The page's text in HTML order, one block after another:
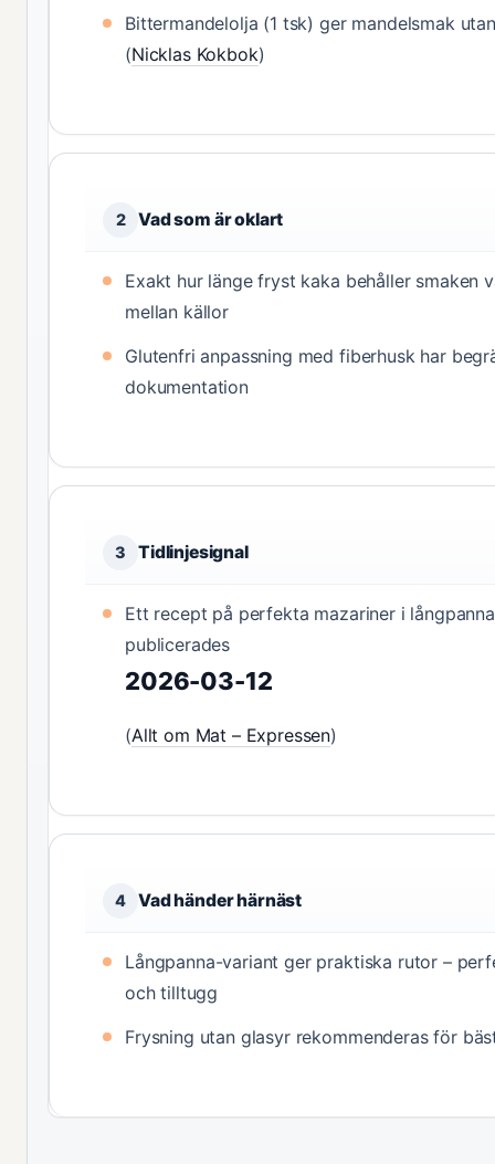
Bittermandelolja (1 tsk) ger mandelsmak
(Nicklas Kokbok)
2 Vad som är oklart
Exakt hur länge fryst kaka behåller smaken
mellan källor
Glutenfri anpassning med fiberhusk har
dokumentation
3 Tidlinjesignal
Ett recept på perfekta mazariner i långpanna
publicerades
2026-03-12
(Allt om Mat – Expressen)
4 Vad händer härnäst
Långpanna-variant ger praktiska rutor –
och tilltugg
Frysning utan glasyr rekommenderas för